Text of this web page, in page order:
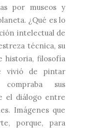
por museos y
¿Qué es lo
intelectual de
técnica, su
historia, filosofía
vivió de pintar
sus
el diálogo entre
Imágenes que
porque, para